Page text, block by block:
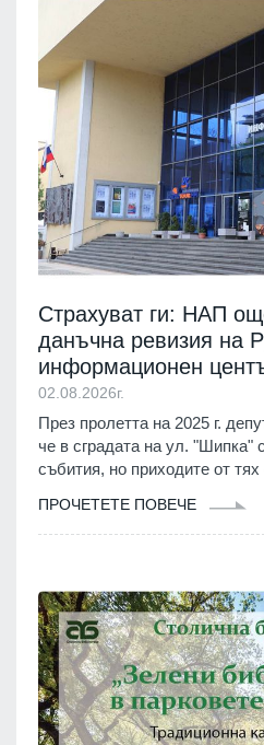
Страхуват ги: НАП
данъчна ревизия на
информационен
02.08.2026г.
През пролетта на 2025 г.
че в сградата на ул. "Шипка"
събития, но приходите от
ПРОЧЕТЕТЕ ПОВЕЧЕ